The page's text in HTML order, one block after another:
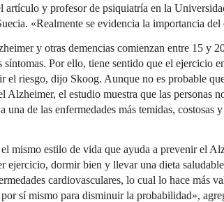
artículo y profesor de psiquiatría en la
«Realmente se evidencia la importancia del
y otras demencias comienzan entre 15 y
síntomas. Por ello, tiene sentido que el ejercicio
el riesgo, dijo Skoog. Aunque no es probable
Alzheimer, el estudio muestra que las personas
una de las enfermedades más temidas, costosas
mismo estilo de vida que ayuda a prevenir el
ejercicio, dormir bien y llevar una dieta
cardiovasculares, lo cual lo hace más
sí mismo para disminuir la probabilidad»,